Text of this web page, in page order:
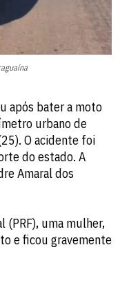
após bater a moto
urbano de
O acidente foi
do estado. A
Amaral dos
(PRF), uma mulher,
e ficou gravemente